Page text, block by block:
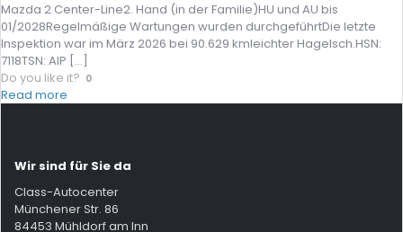
Mazda 2 Center-Line2. Hand (in der Familie)HU und AU bis
01/2028Regelmäßige Wartungen wurden durchgeführtDie letzte
Inspektion war im März 2026 bei 90.629 kmleichter Hagelsch.HSN:
7118TSN: AIP […]
Do you like it?
0
Read more
Wir sind für Sie da
Class-Autocenter
Münchener Str. 86
84453 Mühldorf am Inn